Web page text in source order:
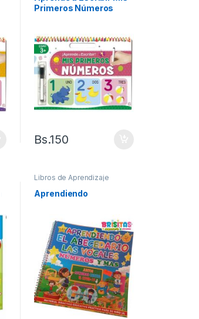
Primeros Números
Bs.150
Libros de Aprendizaje
Aprendiendo